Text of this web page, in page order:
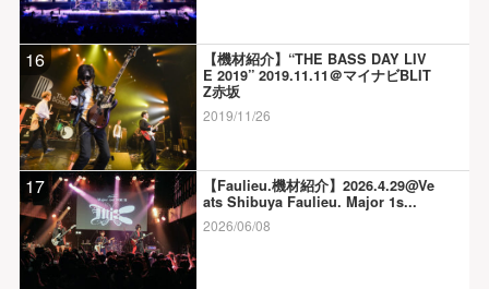
16
【機材紹介】“THE BASS DAY LIV
E 2019” 2019.11.11＠マイナビBLIT
Z赤坂
2019/11/26
17
【Faulieu.機材紹介】2026.4.29@Ve
ats Shibuya Faulieu. Major 1s...
2026/06/08